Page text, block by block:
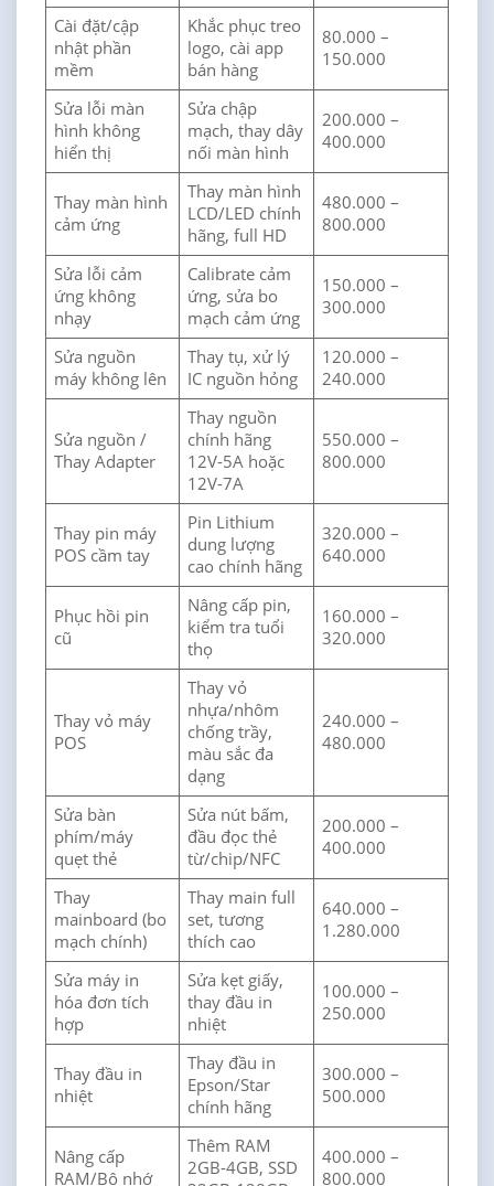
Cài đặt/cập
nhật phần
mềm
Khắc phục treo
logo, cài app
bán hàng
80.000 –
150.000
Sửa lỗi màn
hình không
hiển thị
Sửa chập
mạch, thay dây
nối màn hình
200.000 –
400.000
Thay màn hình
cảm ứng
Thay màn hình
LCD/LED chính
hãng, full HD
480.000 –
800.000
Sửa lỗi cảm
ứng không
nhạy
Calibrate cảm
ứng, sửa bo
mạch cảm ứng
150.000 –
300.000
Sửa nguồn
máy không lên
Thay tụ, xử lý
IC nguồn hỏng
120.000 –
240.000
Sửa nguồn /
Thay Adapter
Thay nguồn
chính hãng
12V-5A hoặc
12V-7A
550.000 –
800.000
Thay pin máy
POS cầm tay
Pin Lithium
dung lượng
cao chính hãng
320.000 –
640.000
Phục hồi pin
cũ
Nâng cấp pin,
kiểm tra tuổi
thọ
160.000 –
320.000
Thay vỏ máy
POS
Thay vỏ
nhựa/nhôm
chống trầy,
màu sắc đa
dạng
240.000 –
480.000
Sửa bàn
phím/máy
quẹt thẻ
Sửa nút bấm,
đầu đọc thẻ
từ/chip/NFC
200.000 –
400.000
Thay
mainboard (bo
mạch chính)
Thay main full
set, tương
thích cao
640.000 –
1.280.000
Sửa máy in
hóa đơn tích
hợp
Sửa kẹt giấy,
thay đầu in
nhiệt
100.000 –
250.000
Thay đầu in
nhiệt
Thay đầu in
Epson/Star
chính hãng
300.000 –
500.000
Nâng cấp
RAM/Bộ nhớ
Thêm RAM
2GB-4GB, SSD
400.000 –
800.000